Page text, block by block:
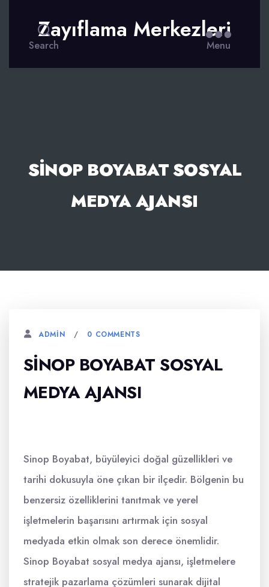
Search
Zayıflama Merkezleri
Menu
SINOP BOYABAT SOSYAL
MEDYA AJANSI
ADMIN 0 COMMENTS
SINOP BOYABAT SOSYAL
MEDYA AJANSI
Sinop Boyabat, büyüleyici doğal güzellikleri ve
tarihi dokusuyla öne çıkan bir ilçedir. Bölgenin bu
benzersiz özelliklerini tanıtmak ve yerel
işletmelerin başarısını artırmak için sosyal
medyada etkin olmak son derece önemlidir.
Sinop Boyabat sosyal medya ajansı, işletmelere
stratejik pazarlama çözümleri sunarak dijital